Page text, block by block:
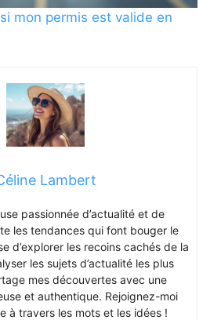
mon permis est valide en
Lambert
passionnée d’actualité et de
les tendances qui font bouger le
d’explorer les recoins cachés de la
les sujets d’actualité les plus
mes découvertes avec une
et authentique. Rejoignez-moi
à travers les mots et les idées !